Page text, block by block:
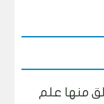
منها علم